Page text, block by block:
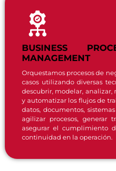
BUSINESS
MANAGEMENT
Orquestamos procesos de
casos utilizando diversas
descubrir, modelar,
y automatizar los flujos de
datos, documentos,
agilizar procesos, generar
asegurar el cumplimiento
continuidad en la operación.